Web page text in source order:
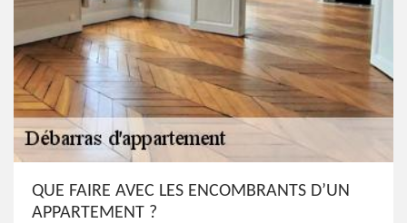
QUE FAIRE AVEC LES ENCOMBRANTS D’UN
APPARTEMENT ?